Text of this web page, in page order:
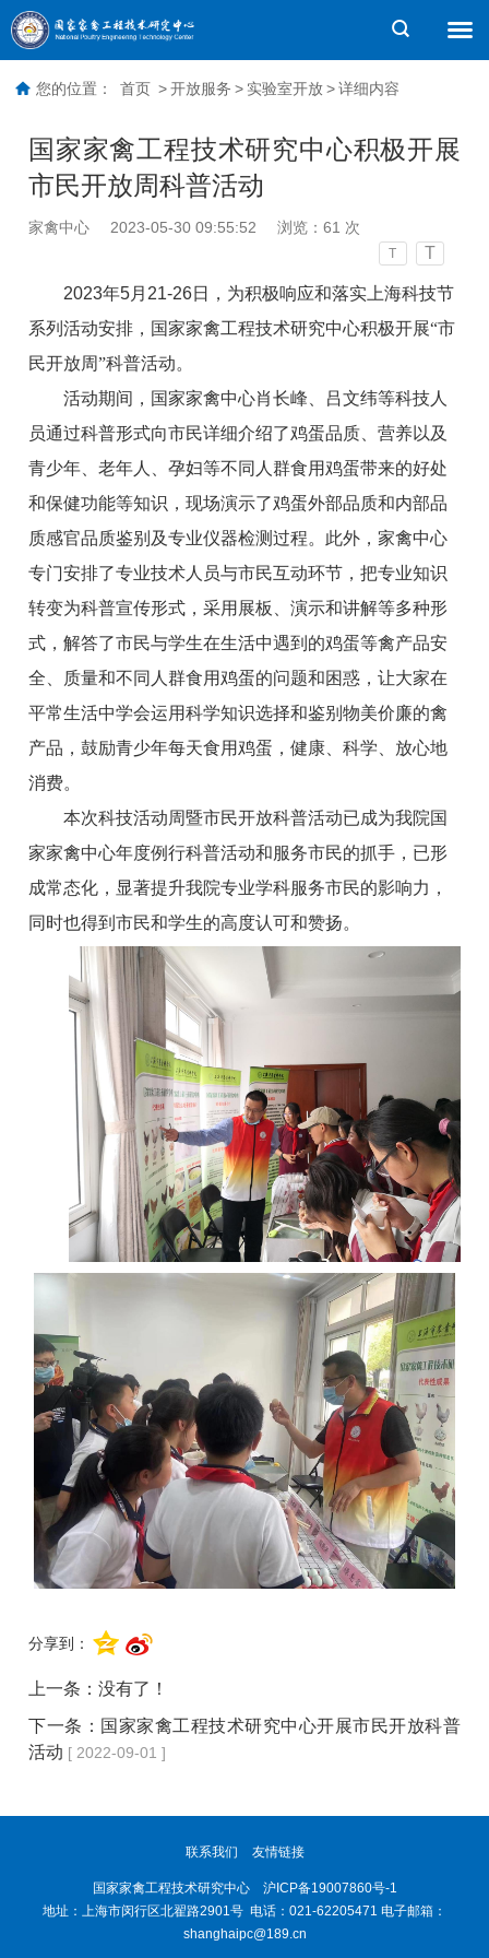
您的位置： 首页 > 开放服务 > 实验室开放 > 详细内容
国家家禽工程技术研究中心积极开展
市民开放周科普活动
家禽中心 2023-05-30 09:55:52 浏览：61 次
T T
2023年5月 21-26日，为积极响应和落实上海科技节
系列活动安排，国家家禽工程技术研究中心积极开展“市
民开放周”科普活动。
活动期间，国家家禽中心肖长峰、吕文纬等科技人
员通过科普形式向市民详细介绍了鸡蛋品质、营养以及
青少年、老年人、孕妇等不同人群食用鸡蛋带来的好处
和保健功能等知识，现场演示了鸡蛋外部品质和内部品
质感官品质鉴别及专业仪器检测过程。此外，家禽中心
专门安排了专业技术人员与市民互动环节，把专业知识
转变为科普宣传形式，采用展板、演示和讲解等多种形
式，解答了市民与学生在生活中遇到的鸡蛋等禽产品安
全、质量和不同人群食用鸡蛋的问题和困惑，让大家在
平常生活中学会运用科学知识选择和鉴别物美价廉的禽
产品，鼓励青少年每天食用鸡蛋，健康、科学、放心地
消费。
本次科技活动周暨市民开放科普活动已成为我院国
家家禽中心年度例行科普活动和服务市民的抓手，已形
成常态化，显著提升我院专业学科服务市民的影响力，
同时也得到市民和学生的高度认可和赞扬。
分享到：
上一条：没有了！
下一条： 国家家禽工程技术研究中心开展市民开放科普
活动 [ 2022-09-01 ]
联系我们 友情链接
国家家禽工程技术研究中心 沪ICP备19007860号-1
地址：上海市闵行区北翟路2901号 电话：021-62205471 电子邮箱：
shanghaipc@189.cn